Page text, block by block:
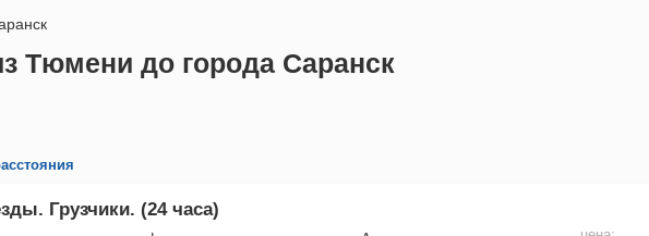
Тюмени до города Саранск
Грузчики. (24 часа)